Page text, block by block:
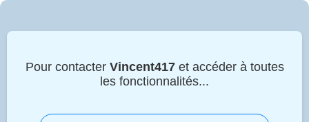
Pour contacter Vincent417et accéder à toutes
les fonctionnalités...